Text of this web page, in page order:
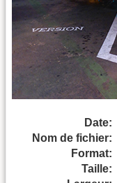
Date:
Nom de fichier:
Format:
Taille: